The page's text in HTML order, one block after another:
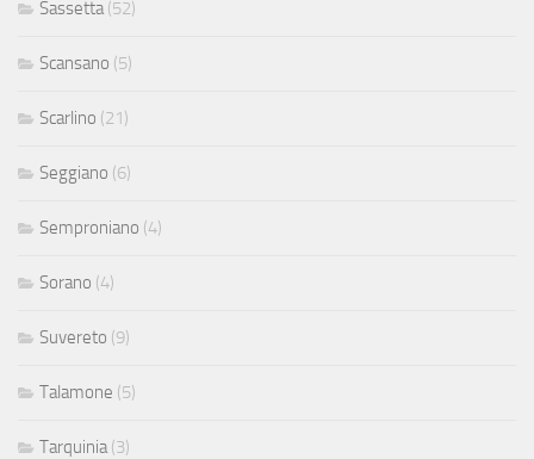
Sassetta (52)
Scansano (5)
Scarlino (21)
Seggiano (6)
Semproniano (4)
Sorano (4)
Suvereto (9)
Talamone (5)
Tarquinia (3)